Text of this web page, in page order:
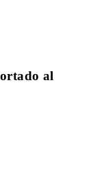
al